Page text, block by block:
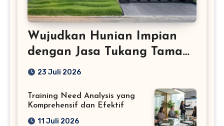
Wujudkan Hunian Impian
dengan Jasa Tukang Taman
Profesional
23 Juli 2026
Training Need Analysis yang
Komprehensif dan Efektif
11 Juli 2026